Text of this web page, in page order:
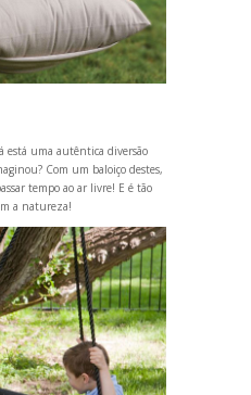
está uma autêntica diversão
Com um baloiço destes,
tempo ao ar livre! E é tão
a natureza!